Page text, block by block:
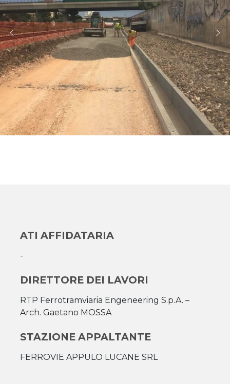
ATI AFFIDATARIA
-
DIRETTORE DEI LAVORI
RTP Ferrotramviaria Engeneering S.p.A. –
Arch. Gaetano MOSSA
STAZIONE APPALTANTE
FERROVIE APPULO LUCANE SRL